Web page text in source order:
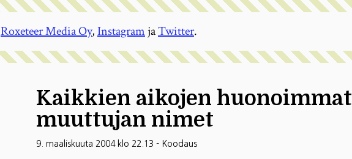
Kaikkien aikojen huonoimmat
muuttujan nimet
9. maaliskuuta 2004 klo 22.13 - Koodaus
Roxeteer Media Oy,InstagramjaTwitter.